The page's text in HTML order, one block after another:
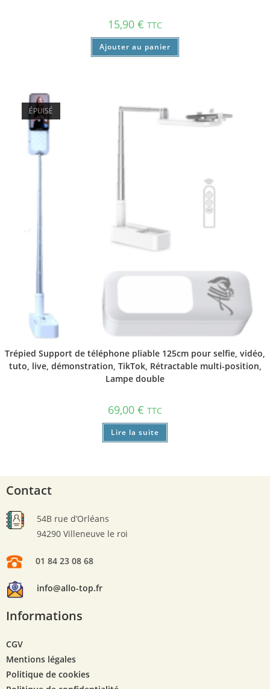
15,90 € TTC
Ajouter au panier
ÉPUISÉ
Trépied Support de téléphone pliable 125cm pour selfie, vidéo,
tuto, live, démonstration, TikTok, Rétractable multi-position,
Lampe double
69,00 € TTC
Lire la suite
Contact
54B rue d’Orléans
94290 Villeneuve le roi
01 84 23 08 68
info@allo-top.fr
Informations
CGV
Mentions légales
Politique de cookies